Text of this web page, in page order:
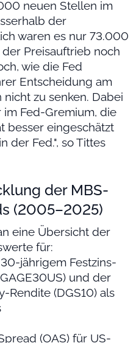
neuen Stellen im
der
waren es nur 73.000
Preisauftrieb noch
wie die Fed
Entscheidung am
zu senken. Dabei
Fed-Gremium, die
besser eingeschätzt
der Fed.", so Tittes
der MBS-
(2005–2025)
eine Übersicht der
für:
jährigem Festzins-
und der
Rendite (DGS10) als
(OAS) für US-